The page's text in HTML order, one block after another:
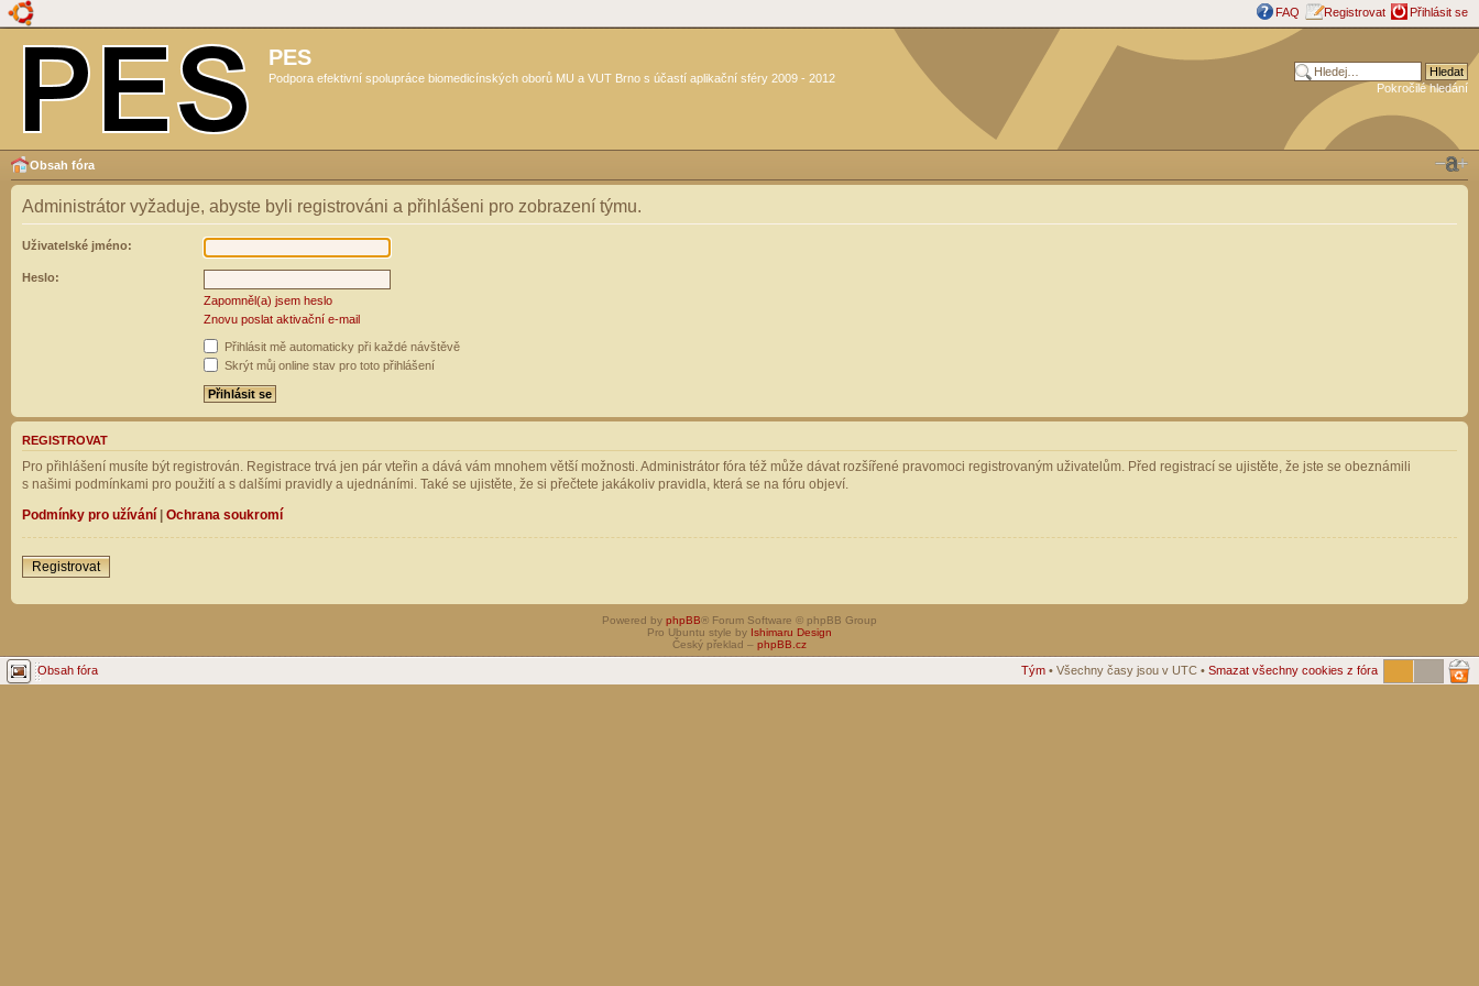
FAQ Registrovat Přihlásit se
PES
Podpora efektivní spolupráce biomedicínských oborů MU a VUT Brno s účastí aplikační sféry 2009 - 2012
Pokročilé hledání
Obsah fóra
Administrátor vyžaduje, abyste byli registrováni a přihlášeni pro zobrazení týmu.
Uživatelské jméno:
Heslo:
Zapomněl(a) jsem heslo
Znovu poslat aktivační e-mail
Přihlásit mě automaticky při každé návštěvě
Skrýt můj online stav pro toto přihlášení
REGISTROVAT
Pro přihlášení musíte být registrován. Registrace trvá jen pár vteřin a dává vám mnohem větší možnosti. Administrátor fóra též může dávat rozšířené pravomoci registrovaným uživatelům. Před registrací se ujistěte, že jste se obeznámili
s našimi podmínkami pro použití a s dalšími pravidly a ujednáními. Také se ujistěte, že si přečtete jakákoliv pravidla, která se na fóru objeví.
Podmínky pro užívání | Ochrana soukromí
Registrovat
Powered by phpBB® Forum Software © phpBB Group
Pro Ubuntu style by Ishimaru Design
Český překlad – phpBB.cz
Obsah fóra Tým • Všechny časy jsou v UTC • Smazat všechny cookies z fóra